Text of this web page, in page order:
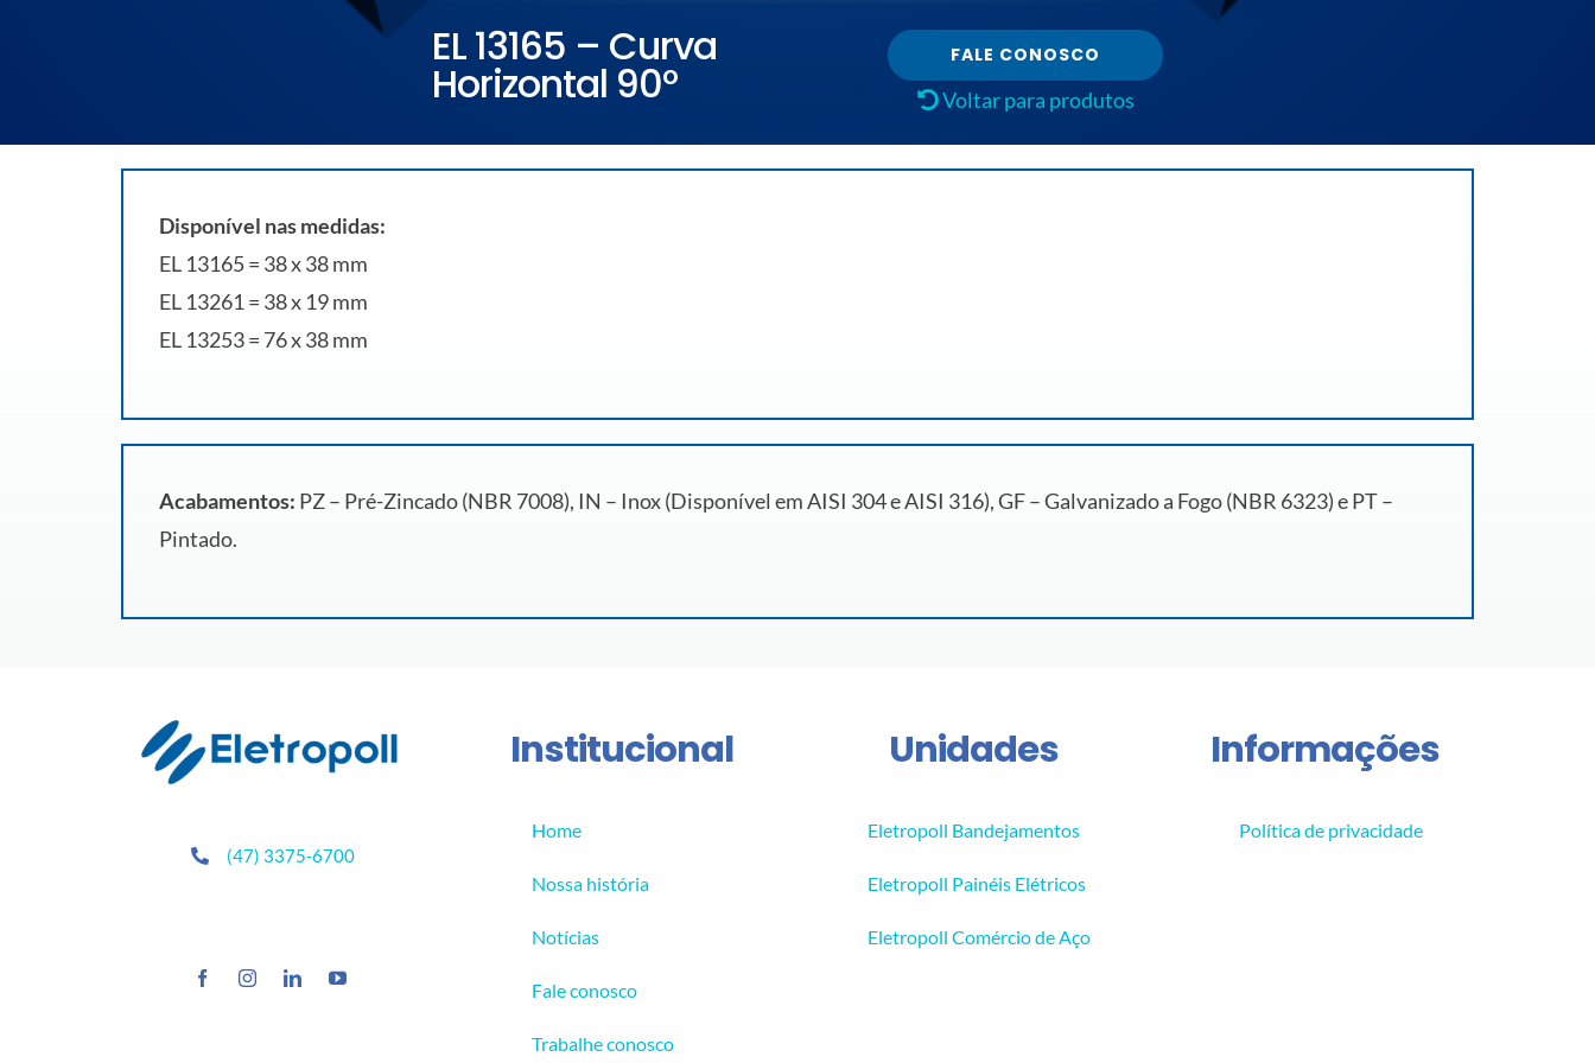
EL 13165 – Curva
Horizontal 90º
FALE CONOSCO
Voltar para produtos
Disponível nas medidas:
EL 13165 = 38 x 38 mm
EL 13261 = 38 x 19 mm
EL 13253 = 76 x 38 mm
Acabamentos: PZ – Pré-Zincado (NBR 7008), IN – Inox (Disponível em AISI 304 e AISI 316), GF – Galvanizado a Fogo (NBR 6323) e PT –
Pintado.
(47) 3375-6700
Institucional
Home
Nossa história
Notícias
Fale conosco
Trabalhe conosco
Unidades
Eletropoll Bandejamentos
Eletropoll Painéis Elétricos
Eletropoll Comércio de Aço
Informações
Política de privacidade